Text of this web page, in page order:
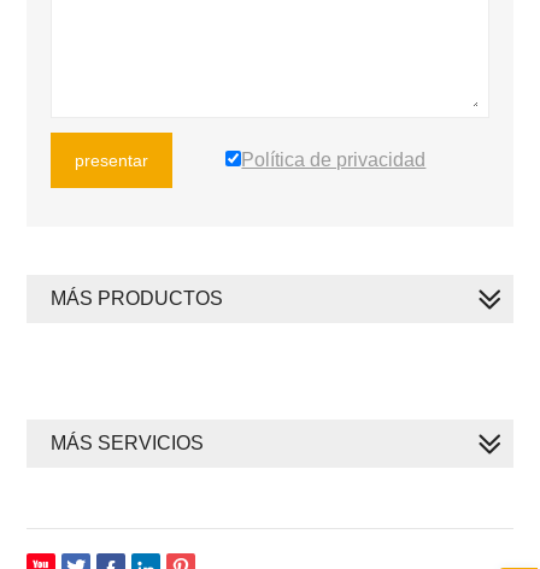
presentar Política de privacidad
MÁS PRODUCTOS
MÁS SERVICIOS